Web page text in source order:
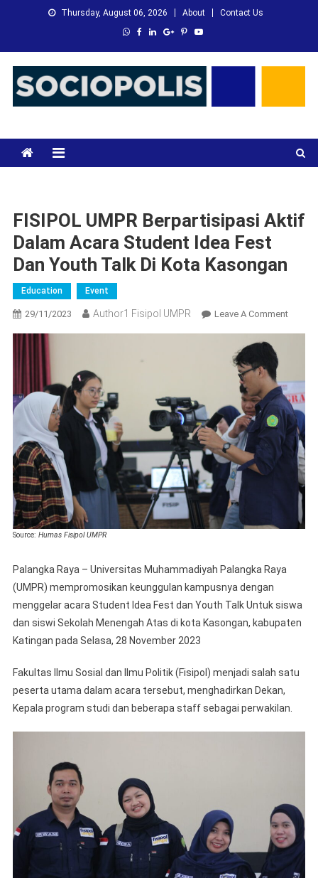
Thursday, August 06, 2026 About Contact Us
FISIPOL UMPR Berpartisipasi Aktif
Dalam Acara Student Idea Fest
Dan Youth Talk Di Kota Kasongan
Education Event
29/11/2023 Author1 Fisipol UMPR Leave A CommentOn
Aktif
Dalam
Acara
Idea
Fest
Dan
Youth
Talk
Source: Humas Fisipol UMPR
Palangka Raya – Universitas Muhammadiyah Palangka Raya
(UMPR) mempromosikan keunggulan kampusnya dengan
menggelar acara Student Idea Fest dan Youth Talk Untuk siswa
dan siswi Sekolah Menengah Atas di kota Kasongan, kabupaten
Katingan pada Selasa, 28 November 2023
Fakultas Ilmu Sosial dan Ilmu Politik (Fisipol) menjadi salah satu
peserta utama dalam acara tersebut, menghadirkan Dekan,
Kepala program studi dan beberapa staff sebagai perwakilan.